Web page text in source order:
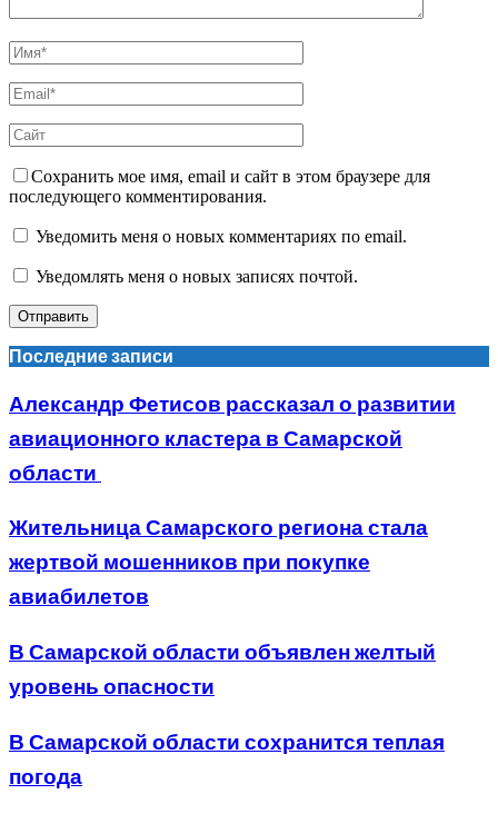
Сохранить мое имя, email и сайт в этом браузере для
последующего комментирования.
Уведомить меня о новых комментариях по email.
Уведомлять меня о новых записях почтой.
Последние записи
Александр Фетисов рассказал о развитии
авиационного кластера в Самарской
области
Жительница Самарского региона стала
жертвой мошенников при покупке
авиабилетов
В Самарской области объявлен желтый
уровень опасности
В Самарской области сохранится теплая
погода